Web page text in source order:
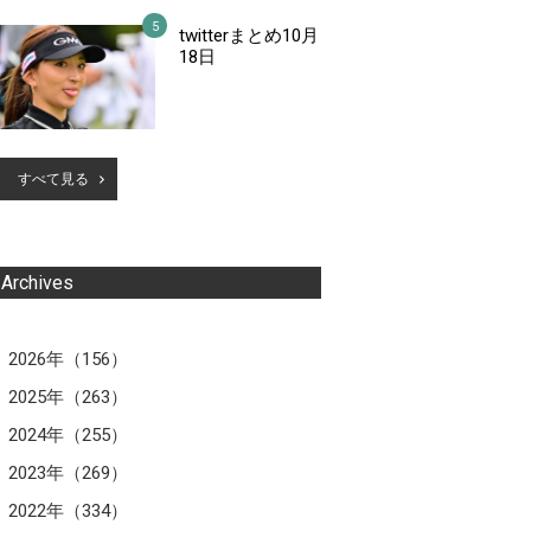
twitterまとめ10月
18日
すべて見る
Archives
2026年（156）
2025年（263）
2024年（255）
2023年（269）
2022年（334）